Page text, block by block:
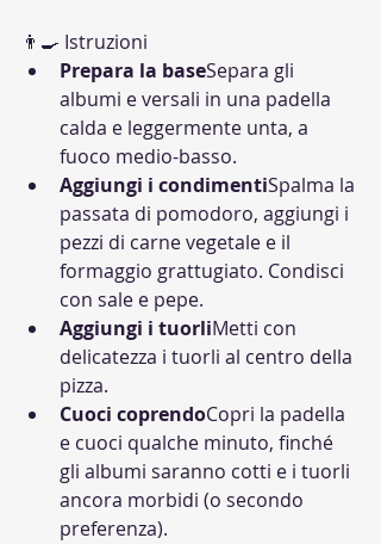
👨‍🍳 Istruzioni
Prepara la baseSepara gli
albumi e versali in una padella
calda e leggermente unta, a
fuoco medio-basso.
Aggiungi i condimentiSpalma la
passata di pomodoro, aggiungi i
pezzi di carne vegetale e il
formaggio grattugiato. Condisci
con sale e pepe.
Aggiungi i tuorliMetti con
delicatezza i tuorli al centro della
pizza.
Cuoci coprendoCopri la padella
e cuoci qualche minuto, finché
gli albumi saranno cotti e i tuorli
ancora morbidi (o secondo
preferenza).